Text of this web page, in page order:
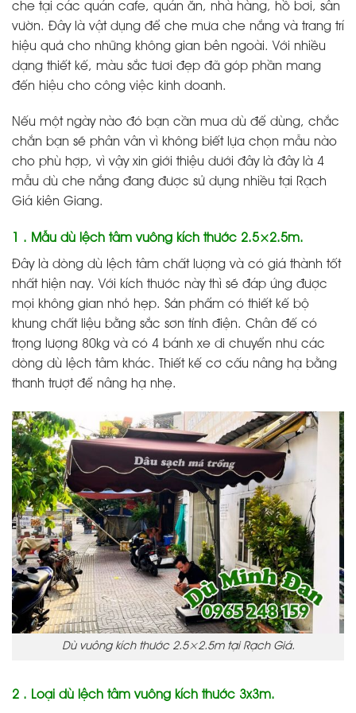
che tại các quán cafe, quán ăn, nhà hàng, hồ bơi, sân
vườn. Đây là vật dụng để che mưa che nắng và trang trí
hiệu quả cho những không gian bên ngoài. Với nhiều
dạng thiết kế, màu sắc tươi đẹp đã góp phần mang
đến hiệu cho công việc kinh doanh.
Nếu một ngày nào đó bạn cần mua dù để dùng, chắc
chắn bạn sẽ phân vân vì không biết lựa chọn mẫu nào
cho phù hợp, vì vậy xin giới thiệu dưới đây là đây là 4
mẫu dù che nắng đang được sử dụng nhiều tại Rạch
Giá kiên Giang.
1 . Mẫu dù lệch tâm vuông kích thước 2.5×2.5m.
Đây là dòng dù lệch tâm chất lượng và có giá thành tốt
nhất hiện nay. Với kích thước này thì sẽ đáp ứng được
mọi không gian nhỏ hẹp. Sản phẩm có thiết kế bộ
khung chất liệu bằng sắc sơn tỉnh điện. Chân đế có
trọng lượng 80kg và có 4 bánh xe di chuyển như các
dòng dù lệch tâm khác. Thiết kế cơ cấu nâng hạ bằng
thanh trượt để nâng hạ nhẹ.
Dù vuông kích thước 2.5×2.5m tại Rạch Giá.
2 . Loại dù lệch tâm vuông kích thước 3x3m.